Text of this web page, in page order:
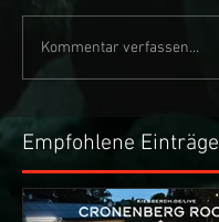
Kommentar verfassen...
Empfohlene Einträge